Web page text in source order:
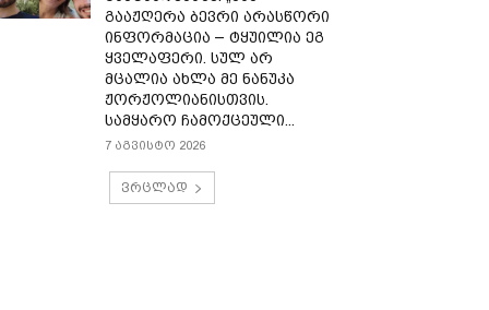
გააჟღერა ბევრი არასწორი
ინფორმაცია – ტყუილია ეგ
ყველაფერი. სულ არ
მცალია ახლა მე ნანუკა
ჟორჟოლიანისთვის.
სამყარო ჩამოქცეული...
7 აგვისტო 2026
ვრცლად